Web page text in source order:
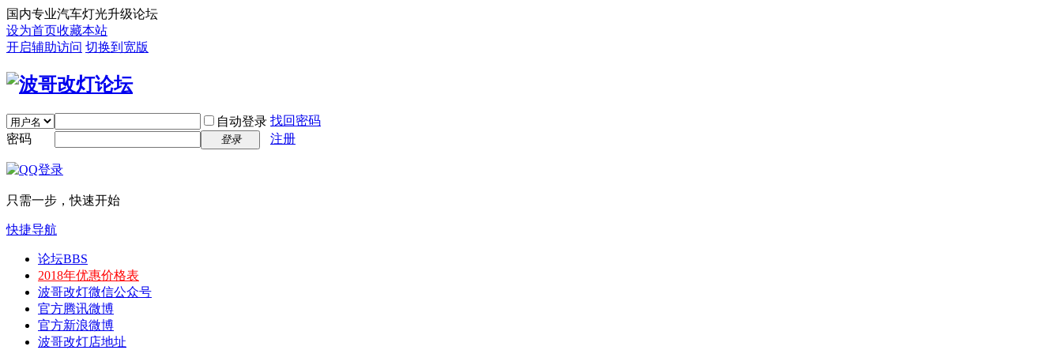
国内专业汽车灯光升级论坛
设为首页收藏本站
开启辅助访问 切换到宽版
自动登录 找回密码
密码
登录 注册
只需一步，快速开始
快捷导航
论坛BBS
2018年优惠价格表
波哥改灯微信公众号
官方腾讯微博
官方新浪微博
波哥改灯店地址